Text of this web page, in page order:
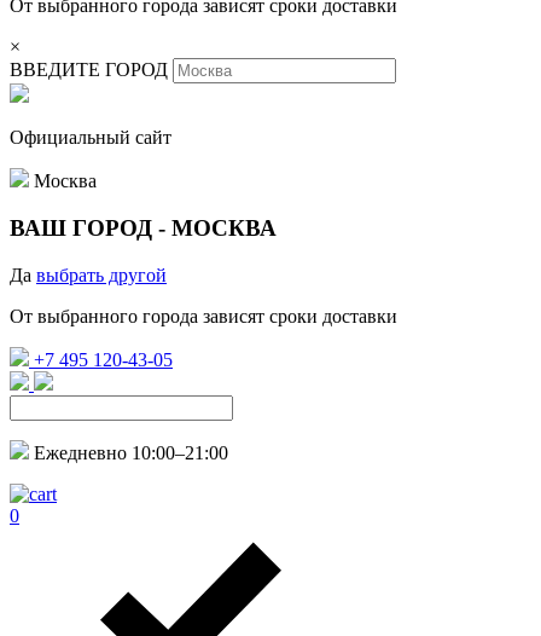
От выбранного города зависят сроки доставки
×
ВВЕДИТЕ ГОРОД
Официальный сайт
Москва
ВАШ ГОРОД - МОСКВА
Да выбрать другой
От выбранного города зависят сроки доставки
+7 495 120-43-05
Ежедневно 10:00–21:00
0